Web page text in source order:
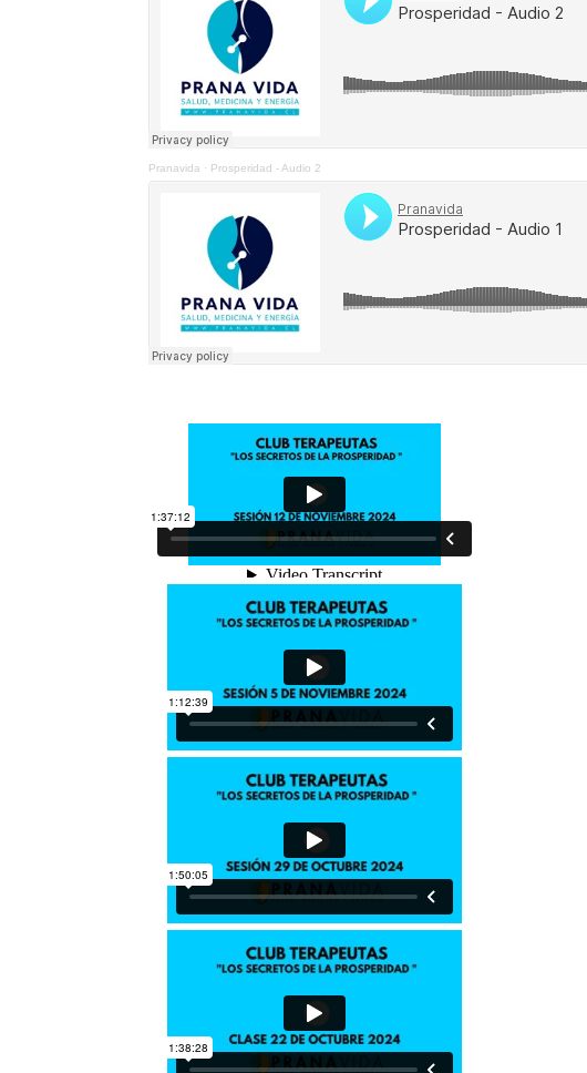
Pranavida · Prosperidad - Audio 2